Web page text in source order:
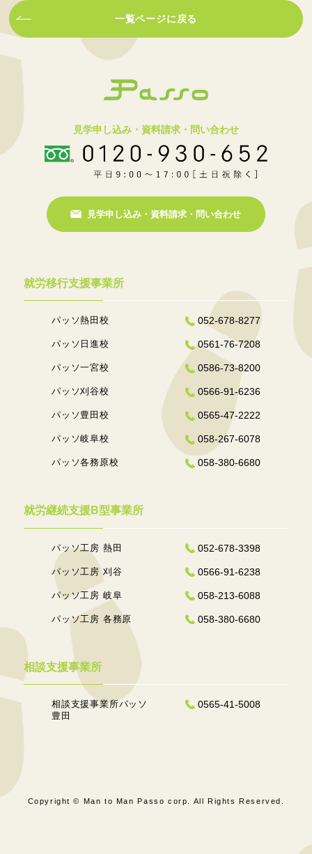
一覧ページに戻る
見学申し込み・資料請求・問い合わせ
見学申し込み・資料請求・問い合わせ
就労移行支援事業所
パッソ熱田校 052-678-8277
パッソ日進校 0561-76-7208
パッソ一宮校 0586-73-8200
パッソ刈谷校 0566-91-6236
パッソ豊田校 0565-47-2222
パッソ岐阜校 058-267-6078
パッソ各務原校 058-380-6680
就労継続支援B型事業所
パッソ工房 熱田 052-678-3398
パッソ工房 刈谷 0566-91-6238
パッソ工房 岐阜 058-213-6088
パッソ工房 各務原 058-380-6680
相談支援事業所
相談支援事業所パッソ
豊田
0565-41-5008
Copyright © Man to Man Passo corp. All Rights Reserved.